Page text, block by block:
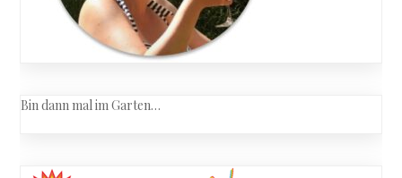
Bin dann mal im Garten…